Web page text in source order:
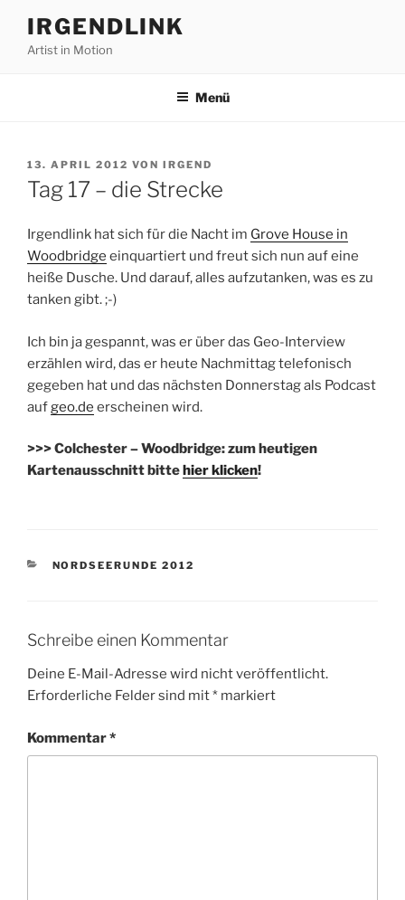
Inhalt
springen
IRGENDLINK
Artist in Motion
Menü
VERÖFFENTLICHT
AM
13. APRIL 2012 VON IRGEND
Tag 17 – die Strecke
Irgendlink hat sich für die Nacht im Grove House in
Woodbridge einquartiert und freut sich nun auf eine
heiße Dusche. Und darauf, alles aufzutanken, was es zu
tanken gibt. ;-)
Ich bin ja gespannt, was er über das Geo-Interview
erzählen wird, das er heute Nachmittag telefonisch
gegeben hat und das nächsten Donnerstag als Podcast
aufgeo.de erscheinen wird.
>>> Colchester – Woodbridge: zum heutigen
Kartenausschnitt bittehier klicken!
KATEGORIEN
NORDSEERUNDE 2012
Schreibe einen Kommentar
Deine E-Mail-Adresse wird nicht veröffentlicht.
Erforderliche Felder sind mit* markiert
Kommentar*